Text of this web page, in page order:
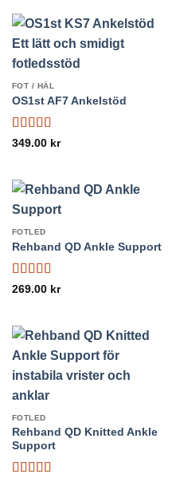
FOT / HÄL
OS1st AF7 Ankelstöd
Betygsatt
349.00 kr
FOTLED
Rehband QD Ankle Support
Betygsatt
269.00 kr
FOTLED
Rehband QD Knitted Ankle
Support